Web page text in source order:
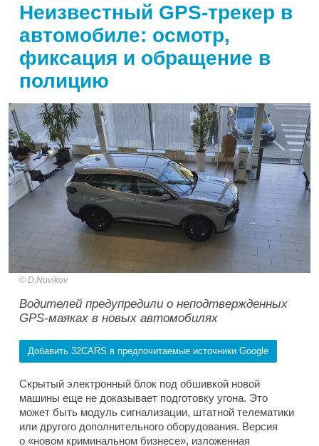
Неизвестный GPS-трекер в
автомобиле: осмотр,
фиксация и обращение в
полицию
D.Novikov
Водителей предупредили о неподтвержденных
GPS-маяках в новых автомобилях
Добавить 32CARS в предпочитаемые источники Google
Скрытый электронный блок под обшивкой новой
машины еще не доказывает подготовку угона. Это
может быть модуль сигнализации, штатной телематики
или другого дополнительного оборудования. Версия
о «новом криминальном бизнесе», изложенная